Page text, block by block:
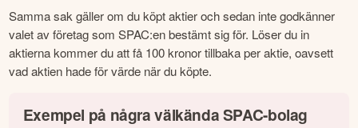
Samma sak gäller om du köpt aktier och sedan inte godkänner
valet av företag som SPAC:en bestämt sig för. Löser du in
aktierna kommer du att få 100 kronor tillbaka per aktie, oavsett
vad aktien hade för värde när du köpte.
Exempel på några välkända SPAC-bolag